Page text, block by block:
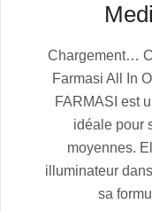
07-
04
Chargement…
Farmasi All In
FARMASI est
idéale pour
moyennes.
illuminateur
sa